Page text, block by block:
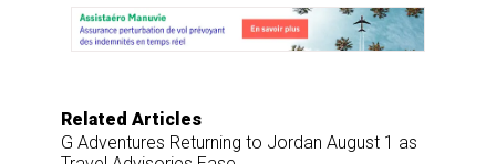
o
o
k
I
Related Articles
G Adventures Returning to Jordan August 1 as